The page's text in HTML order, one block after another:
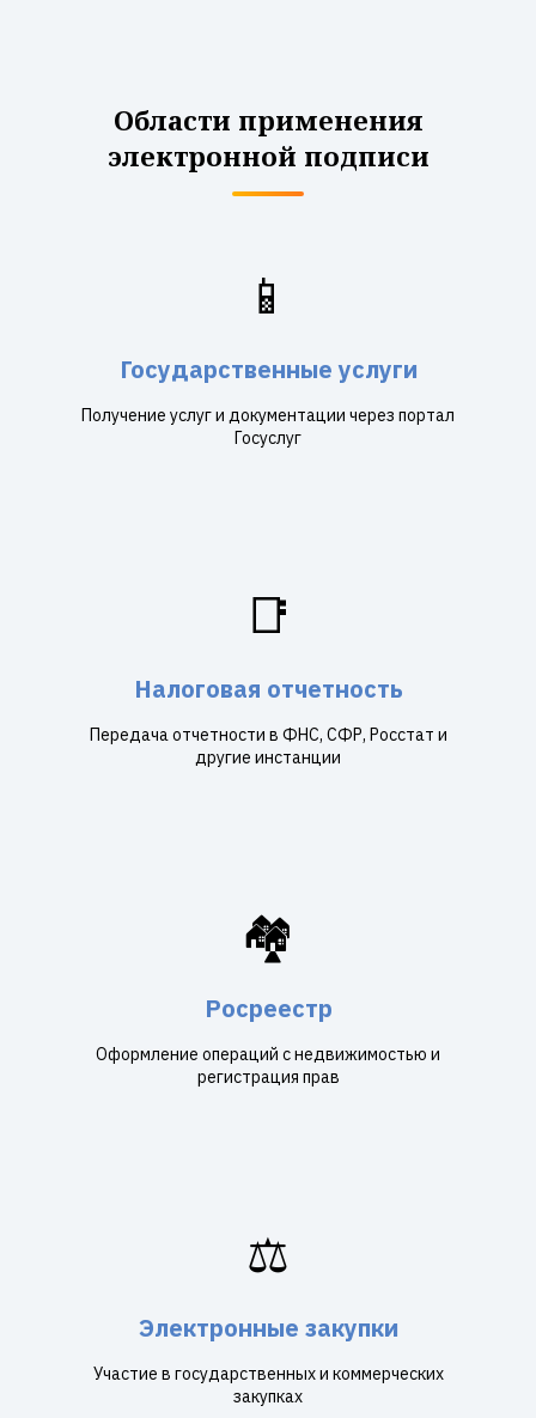
Области применения
электронной подписи
📱
Государственные услуги
Получение услуг и документации через портал
Госуслуг
📑
Налоговая отчетность
Передача отчетности в ФНС, СФР, Росстат и
другие инстанции
🏘️
Росреестр
Оформление операций с недвижимостью и
регистрация прав
⚖️
Электронные закупки
Участие в государственных и коммерческих
закупках